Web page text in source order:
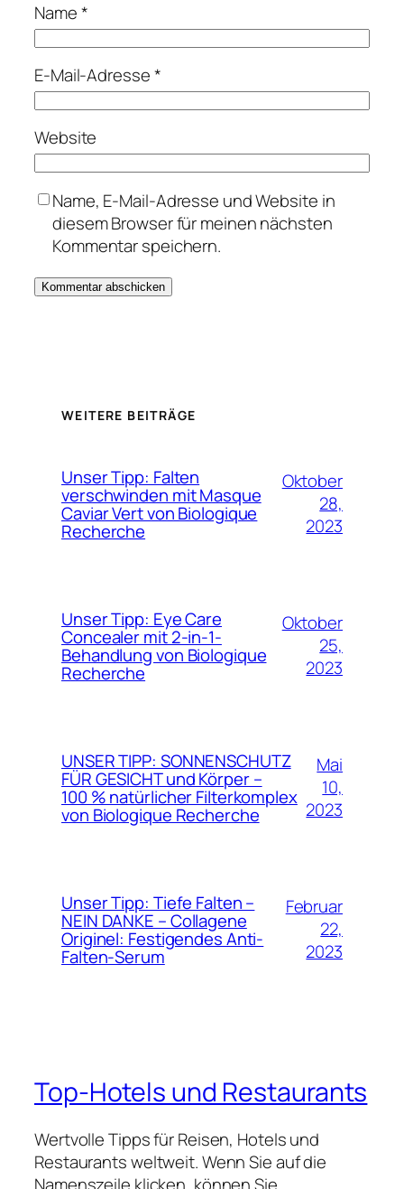
Name*
E-Mail-Adresse*
Website
Name, E-Mail-Adresse und Website in
diesem Browser für meinen nächsten
Kommentar speichern.
WEITERE BEITRÄGE
Unser Tipp: Falten
verschwinden mit Masque
Caviar Vert von Biologique
Recherche
Oktober
28,
2023
Unser Tipp: Eye Care
Concealer mit 2-in-1-
Behandlung von Biologique
Recherche
Oktober
25,
2023
UNSER TIPP: SONNENSCHUTZ
FÜR GESICHT und Körper –
100 % natürlicher Filterkomplex
von Biologique Recherche
Mai
10,
2023
Unser Tipp: Tiefe Falten –
NEIN DANKE – Collagene
Originel: Festigendes Anti-
Falten-Serum
Februar
22,
2023
Top-Hotels und Restaurants
Wertvolle Tipps für Reisen, Hotels und
Restaurants weltweit. Wenn Sie auf die